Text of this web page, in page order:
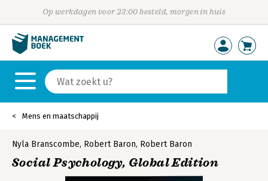
Op werkdagen voor 23:00 besteld, morgen in huis
Mens en maatschappij
Nyla Branscombe, Robert Baron, Robert Baron
Social Psychology, Global Edition